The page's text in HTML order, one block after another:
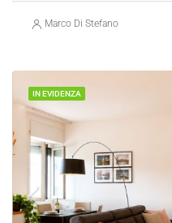
Marco Di Stefano
IN EVIDENZA